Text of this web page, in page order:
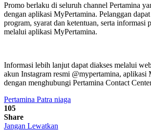
Promo berlaku di seluruh channel Pertamina
dengan aplikasi MyPertamina. Pelanggan
program, syarat dan ketentuan, serta informasi
melalui aplikasi MyPertamina.
Informasi lebih lanjut dapat diakses melalui
akun Instagram resmi @mypertamina, aplikasi
dengan menghubungi Pertamina Contact
Pertamina Patra niaga
105
Share
Jangan Lewatkan